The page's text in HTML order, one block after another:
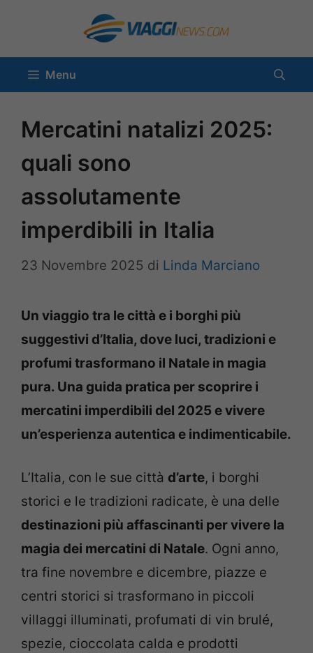
contenuto
Menu
Mercatini natalizi 2025:
quali sono
assolutamente
imperdibili in Italia
23 Novembre 2025 di Linda Marciano
Un viaggio tra le città e i borghi più
suggestivi d’Italia, dove luci, tradizioni e
profumi trasformano il Natale in magia
pura. Una guida pratica per scoprire i
mercatini imperdibili del 2025 e vivere
un’esperienza autentica e indimenticabile.
L’Italia, con le sue città d’arte, i borghi
storici e le tradizioni radicate, è una delle
destinazioni più affascinanti per vivere la
magia dei mercatini di Natale. Ogni anno,
tra fine novembre e dicembre, piazze e
centri storici si trasformano in piccoli
villaggi illuminati, profumati di vin brulé,
spezie, cioccolata calda e prodotti